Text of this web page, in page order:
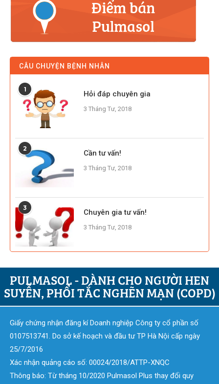
CÂU CHUYỆN BỆNH NHÂN
1
Hỏi đáp chuyên gia
3 Tháng Tư, 2018
2
Cần tư vấn!
3 Tháng Tư, 2018
3
Chuyên gia tư vấn!
3 Tháng Tư, 2018
PULMASOL - DÀNH CHO NGƯỜI HEN
SUYỄN, PHỔI TẮC NGHẼN MẠN (COPD)
Giấy chứng nhận đăng kí Doanh nghiệp Công ty cổ phần số
0107513741. Do sở kế hoạch và đầu tư TP Hà Nội cấp ngày
25/7/2016
Xác nhận quảng cáo số: 00024/2018/ATTP-XNQC
Thông báo: Từ tháng 10/2020 Pulmasol Plus thay đổi quy